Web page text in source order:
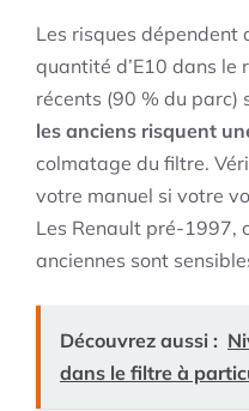
Les risques dépendent
quantité d’E10 dans le
récents (90 % du parc)
les anciens risquent
colmatage du filtre.
votre manuel si votre
Les Renault pré-1997,
anciennes sont
Découvrez aussi :
dans le filtre à